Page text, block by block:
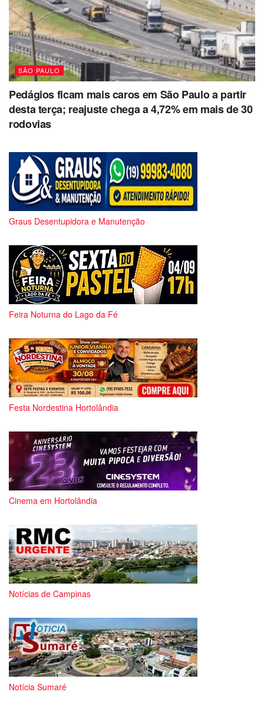
SÃO PAULO
Pedágios ficam mais caros em São Paulo a partir
desta terça; reajuste chega a 4,72% em mais de 30
rodovias
Graus Desentupidora e Manutenção
Feira Noturna do Lago da Fé
Festa Nordestina Hortolândia
Cinema em Hortolândia
Notícias de Campinas
Notícia Sumaré